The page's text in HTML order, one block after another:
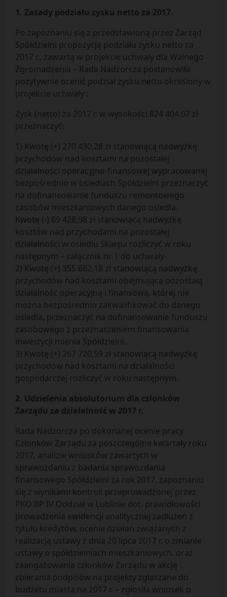
1. Zasady podziału zysku netto za 2017.
Po zapoznaniu się z przedstawioną przez Zarząd
Spółdzielni propozycją podziału zysku netto za
2017 r., zawartą w projekcie uchwały dla Walnego
Zgromadzenia – Rada Nadzorcza postanowiła
pozytywnie ocenić podział zysku netto określony w
projekcie uchwały :
Zysk (netto) za 2017 r. w wysokości 824 404,07 zł
przeznaczyć:
1) Kwotę (+) 270 430,28 zł stanowiącą nadwyżkę
przychodów nad kosztami na pozostałej
działalności operacyjno-finansowej wypracowanej
bezpośrednio w osiedlach Spółdzielni przeznaczyć
na dofinansowanie funduszu remontowego
zasobów mieszkaniowych danego osiedla.
Kwotę (-) 69 428,98 zł stanowiącą nadwyżkę
kosztów nad przychodami na pozostałej
działalności w osiedlu Skarpa rozliczyć w roku
następnym – załącznik nr 1 do uchwały
2) Kwotę (+) 355 682,18 zł stanowiącą nadwyżkę
przychodów nad kosztami obejmującą pozostałą
działalność operacyjną i finansową, której nie
można bezpośrednio zakwalifikować do danego
osiedla, przeznaczyć na dofinansowanie funduszu
zasobowego z przeznaczeniem finansowania
inwestycji mienia Spółdzielni.
3) Kwotę (+) 267 720,59 zł stanowiącą nadwyżkę
przychodów nad kosztami na działalności
gospodarczej rozliczyć w roku następnym.
2. Udzielenia absolutorium dla członków
Zarządu za działalność w 2017 r.
Rada Nadzorcza po dokonanej ocenie pracy
Członków Zarządu za poszczególne kwartały roku
2017, analizie wniosków zawartych w
sprawozdaniu z badania sprawozdania
finansowego Spółdzielni za rok 2017, zapoznaniu
się z wynikami kontroli przeprowadzonej przez
PKO BP IV Oddział w Lublinie dot. prawidłowości
prowadzenia ewidencji analitycznej zadłużeń z
tytułu kredytów, ocenie działań związanych z
realizacją ustawy z dnia 20 lipca 2017 r. o zmianie
ustawy o spółdzielniach mieszkaniowych. oraz
zaangażowania członków Zarządu w akcję
zbierania podpisów na projekty zgłaszane do
budżetu miasta na 2017 r. – zgłosiła wniosek o